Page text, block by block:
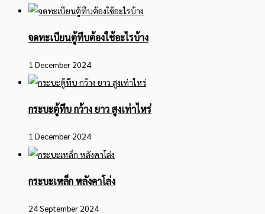
จดทะเบียนตู้ทึบต้องใช้อะไรบ้าง
1 December 2024
กระบะตู้ทึบ กว้าง ยาว สูงเท่าไหร่
1 December 2024
กระบะเหล็ก หลังคาโล่ง
24 September 2024